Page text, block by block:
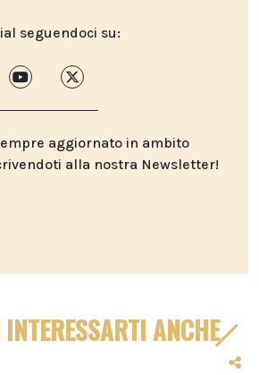
seguendoci su:
aggiornato in ambito
alla nostra Newsletter!
ANCHE